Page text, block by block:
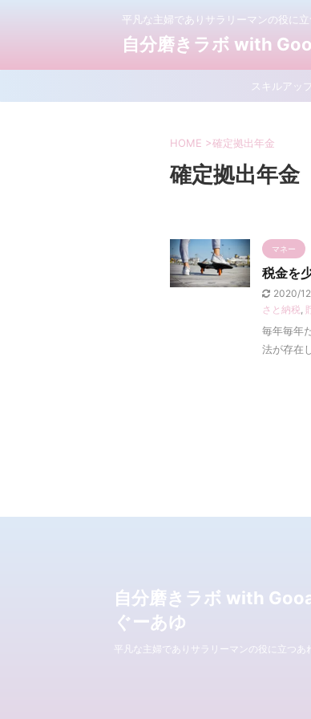
平凡な主婦でありサラリーマンの役に立
自分磨きラボ with
スキルアップ
HOME >確定拠出年金
確定拠出年金
マネー
税金を
2020/
さと納税,
毎年毎年
法が存在
自分磨きラボ with
ぐーあゆ
平凡な主婦でありサラリーマンの役に立つあ